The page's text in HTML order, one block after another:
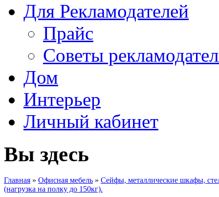
Для Рекламодателей
Прайс
Советы
Дом
Интерьер
Личный кабинет
Вы здесь
Главная » Офисная мебель » Сейфы, металлические шкафы,
(нагрузка на полку до 150кг).